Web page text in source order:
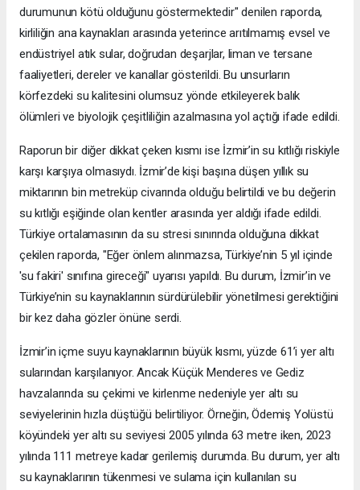
durumunun kötü olduğunu göstermektedir" denilen raporda,
kirliliğin ana kaynakları arasında yeterince arıtılmamış evsel ve
endüstriyel atık sular, doğrudan deşarjlar, liman ve tersane
faaliyetleri, dereler ve kanallar gösterildi. Bu unsurların
körfezdeki su kalitesini olumsuz yönde etkileyerek balık
ölümleri ve biyolojik çeşitliliğin azalmasına yol açtığı ifade edildi.
Raporun bir diğer dikkat çeken kısmı ise İzmir’in su kıtlığı riskiyle
karşı karşıya olmasıydı. İzmir’de kişi başına düşen yıllık su
miktarının bin metreküp civarında olduğu belirtildi ve bu değerin
su kıtlığı eşiğinde olan kentler arasında yer aldığı ifade edildi.
Türkiye ortalamasının da su stresi sınırında olduğuna dikkat
çekilen raporda, "Eğer önlem alınmazsa, Türkiye’nin 5 yıl içinde
'su fakiri' sınıfına gireceği" uyarısı yapıldı. Bu durum, İzmir’in ve
Türkiye’nin su kaynaklarının sürdürülebilir yönetilmesi gerektiğini
bir kez daha gözler önüne serdi.
İzmir’in içme suyu kaynaklarının büyük kısmı, yüzde 61’i yer altı
sularından karşılanıyor. Ancak Küçük Menderes ve Gediz
havzalarında su çekimi ve kirlenme nedeniyle yer altı su
seviyelerinin hızla düştüğü belirtiliyor. Örneğin, Ödemiş Yolüstü
köyündeki yer altı su seviyesi 2005 yılında 63 metre iken, 2023
yılında 111 metreye kadar gerilemiş durumda. Bu durum, yer altı
su kaynaklarının tükenmesi ve sulama için kullanılan su